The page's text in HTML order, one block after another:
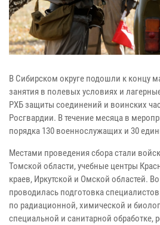
В Сибирском округе подошли к концу
занятия в полевых условиях и
РХБ защиты соединений и воинских
Росгвардии. В течение месяца в
порядка 130 военнослужащих и 30
Местами проведения сбора стали
Томской области, учебные центры
краев, Иркутской и Омской областей.
проводилась подготовка
по радиационной, химической и
специальной и санитарной обработке,